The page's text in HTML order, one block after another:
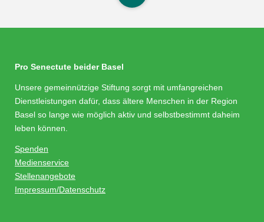
Pro Senectute beider Basel
Unsere gemeinnützige Stiftung sorgt mit umfangreichen
Dienstleistungen dafür, dass ältere Menschen in der Region
Basel so lange wie möglich aktiv und selbstbestimmt daheim
leben können.
Spenden
Medienservice
Stellenangebote
Impressum/Datenschutz